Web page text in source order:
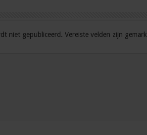
niet gepubliceerd. Vereiste velden zijn